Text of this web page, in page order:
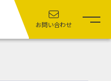
お問い合わせ